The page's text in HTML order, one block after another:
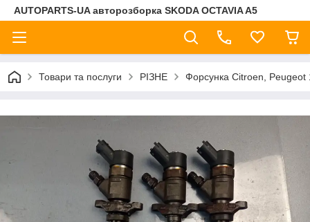
AUTOPARTS-UA авторозборка SKODA OCTAVIA A5
Товари та послуги РІЗНЕ Форсунка Citroen,